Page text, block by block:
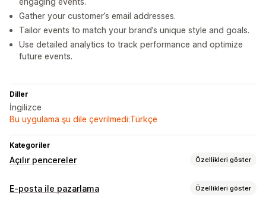
Gather your customer’s email addresses.
Tailor events to match your brand’s unique style and goals.
Use detailed analytics to track performance and optimize
future events.
Diller
İngilizce
Bu uygulama şu dile çevrilmedi:Türkçe
Kategoriler
Açılır pencereler Özellikleri göster
Açılır pencere türleri
E-posta ile pazarlama Özellikleri göster